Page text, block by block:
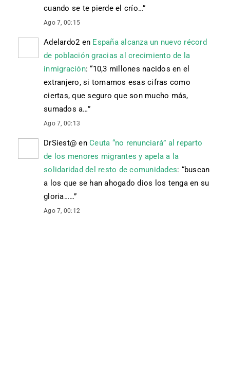
cuando se te pierde el crío…”
Ago 7, 00:15
Adelardo2 en España alcanza un nuevo récord
de población gracias al crecimiento de la
inmigración: “10,3 millones nacidos en el
extranjero, si tomamos esas cifras como
ciertas, que seguro que son mucho más,
sumados a…”
Ago 7, 00:13
DrSiest@ en Ceuta “no renunciará” al reparto
de los menores migrantes y apela a la
solidaridad del resto de comunidades: “buscan
a los que se han ahogado dios los tenga en su
gloria……”
Ago 7, 00:12